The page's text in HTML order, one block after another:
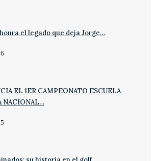
el legado que deja Jorge…
EL 1ER CAMPEONATO ESCUELA
NACIONAL…